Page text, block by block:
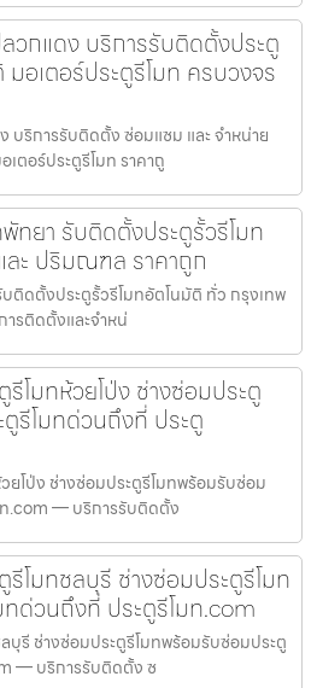
วกแดง บริการรับติดตั้งประตู
อเตอร์ประตูรีโมท ครบวงจร
บริการรับติดตั้ง ซ่อมแซม และ จำหน่าย
ตอร์ประตูรีโมท ราคาถู
ทยา รับติดตั้งประตูรั้วรีโมท
ละ ปริมณฑล ราคาถูก
ติดตั้งประตูรั้วรีโมทอัตโนมัติ ทั่ว กรุงเทพ
รติดตั้งและจำหน่
โมทห้วยโป่ง ช่างซ่อมประตู
รีโมทด่วนถึงที่ ประตู
ยโป่ง ช่างซ่อมประตูรีโมทพร้อมรับซ่อม
.com — บริการรับติดตั้ง
รีโมทชลบุรี ช่างซ่อมประตูรีโมท
ด่วนถึงที่ ประตูรีโมท.com
บุรี ช่างซ่อมประตูรีโมทพร้อมรับซ่อมประตู
— บริการรับติดตั้ง ซ